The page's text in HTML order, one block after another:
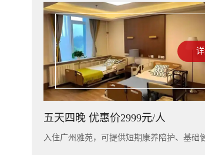
五天四晚 优惠价2999元/人